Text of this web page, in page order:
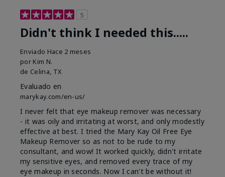
5
Didn't think I needed this.....
Enviado Hace 2 meses
por Kim N.
de Celina, TX
Evaluado en
marykay.com/en-us/
I never felt that eye makeup remover was necessary
- it was oily and irritating at worst, and only modestly
effective at best. I tried the Mary Kay Oil Free Eye
Makeup Remover so as not to be rude to my
consultant, and wow! It worked quickly, didn't irritate
my sensitive eyes, and removed every trace of my
eye makeup in seconds. Now I can't be without it!